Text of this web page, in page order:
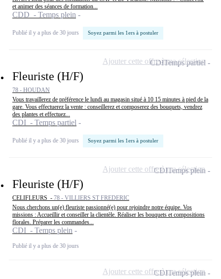
et animer des séances de formation...
CDD - Temps plein
Publié il y a plus de 30 jours Soyez parmi les 1ers à postuler
Fleuriste (H/F)
78 - HOUDAN
Vous travaillerez de préférence le lundi au magasin situé à 10 15 minutes à pied de la
gare. Vous effectuerez la vente : conseillerez et composerez des bouquets, vendrez
des plantes et effectuez...
CDI - Temps partiel
Publié il y a plus de 30 jours Soyez parmi les 1ers à postuler
CDITemps partiel
Ajouter cette offre à ma sélection
Fleuriste (H/F)
CELIFLEURS - 78 - VILLIERS ST FREDERIC
Nous cherchons un(e) fleuriste passionné(e) pour rejoindre notre équipe. Vos
missions : Accueillir et conseiller la clientèle. Réaliser les bouquets et compositions
florales. Préparer les commandes...
CDI - Temps plein
Publié il y a plus de 30 jours
CDITemps plein
Ajouter cette offre à ma sélection
CDITemps plein
Ajouter cette offre à ma sélection